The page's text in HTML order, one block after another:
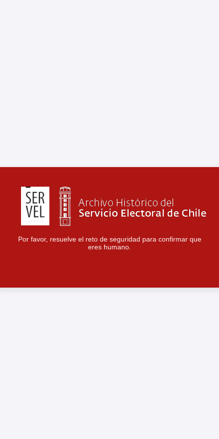
Por favor, resuelve el reto de seguridad para confirmar que
eres humano.